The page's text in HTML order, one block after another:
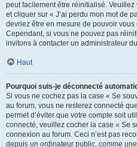
peut facilement être réinitialisé.
et cliquer sur « J’ai perdu mon mot de
devriez être en mesure de pouvoir
Cependant, si vous ne pouvez pas
invitons à contacter un administrateur
Haut
Pourquoi suis-je déconnecté
Si vous ne cochez pas la case « Se
au forum, vous ne resterez connecté
permet d’éviter que votre compte soit
connecté, veuillez cocher la case « Se
connexion au forum. Ceci n’est pas
depuis un ordinateur public, comme